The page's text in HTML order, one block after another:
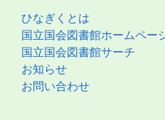
ひなぎくとは
国立国会図書館ホームペー
国立国会図書館サーチ
お知らせ
お問い合わせ